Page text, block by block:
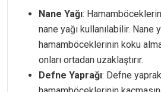
Nane Yağı:
nane yağı kullanılabilir. Nane
hamamböceklerinin koku
onları ortadan uzaklaştırır.
Defne Yaprağı: Defne